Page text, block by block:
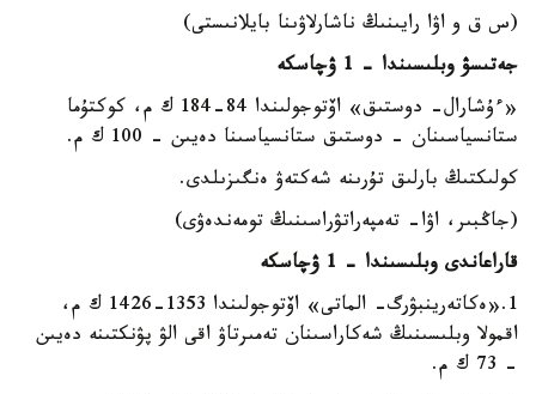
(س ق و اۋا رايىنىڭ ناشارلاۋىنا بايلانىستى)
جەتىسۋ وبلىسىندا - 1 ۋچاسكە
«ءۇشارال- دوستىق» اۆتوجولىندا 84-184 ك م، كوكتۇما
ستانسياسىنان - دوستىق ستانسياسىنا دەيىن - 100 ك م.
كولىكتىڭ بارلىق تۇرىنە شەكتەۋ ەنگىزىلدى.
(جاڭبىر، اۋا- تەمپەراتۋراسىنىڭ تومەندەۋى)
قاراعاندى وبلىسىندا - 1 ۋچاسكە
1.«ەكاتەرينبۋرگ- الماتى» اۆتوجولىندا 1353-1426 ك م،
اقمولا وبلىسىنىڭ شەكاراسىنان تەمىرتاۋ اقى الۋ پۋنكتىنە دەيىن
- 73 ك م.